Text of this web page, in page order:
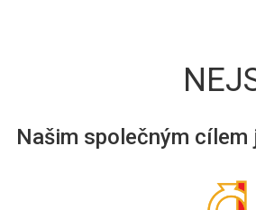
Našim společným